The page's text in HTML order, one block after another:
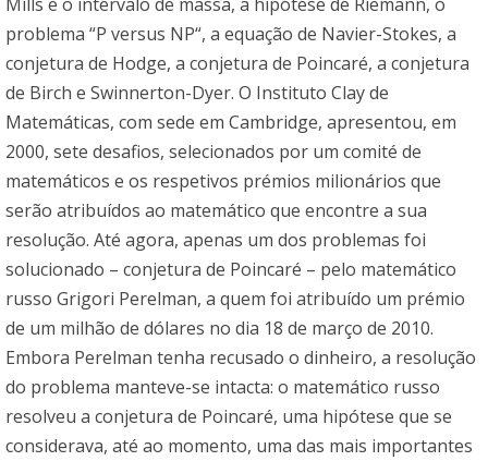
problema “P versus NP“, a equação de Navier-Stokes, a
conjetura de Hodge, a conjetura de Poincaré, a conjetura
de Birch e Swinnerton-Dyer. O Instituto Clay de
Matemáticas, com sede em Cambridge, apresentou, em
2000, sete desafios, selecionados por um comité de
matemáticos e os respetivos prémios milionários que
serão atribuídos ao matemático que encontre a sua
resolução. Até agora, apenas um dos problemas foi
solucionado – conjetura de Poincaré – pelo matemático
russo Grigori Perelman, a quem foi atribuído um prémio
de um milhão de dólares no dia 18 de março de 2010.
Embora Perelman tenha recusado o dinheiro, a resolução
do problema manteve-se intacta: o matemático russo
resolveu a conjetura de Poincaré, uma hipótese que se
considerava, até ao momento, uma das mais importantes